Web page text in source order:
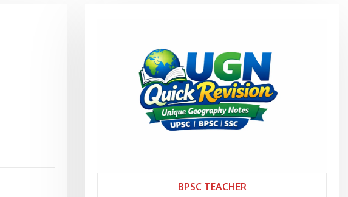
BPSC TEACHER